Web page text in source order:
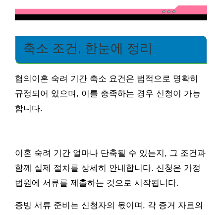
축소 조건, 한눈에 정리
협의이혼 숙려 기간 축소 요건은 법적으로 명확히
규정되어 있으며, 이를 충족하는 경우 신청이 가능
합니다.
이혼 숙려 기간 얼마나 단축될 수 있는지, 그 조건과
함께 실제 절차를 상세히 안내합니다. 신청은 가정
법원에 서류를 제출하는 것으로 시작됩니다.
증빙 서류 준비는 신청자의 몫이며, 각 증거 자료의